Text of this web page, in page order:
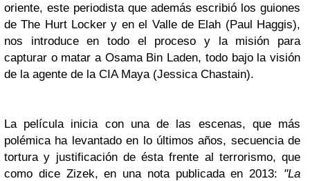
oriente, este periodista que además escribió los guiones
de The Hurt Locker y en el Valle de Elah (Paul Haggis),
nos introduce en todo el proceso y la misión para
capturar o matar a Osama Bin Laden, todo bajo la visión
de la agente de la CIA Maya (Jessica Chastain).
La película inicia con una de las escenas, que más
polémica ha levantado en lo últimos años, secuencia de
tortura y justificación de ésta frente al terrorismo, que
como dice Zizek, en una nota publicada en 2013: "La